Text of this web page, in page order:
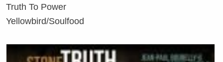
Truth To Power
Yellowbird/Soulfood